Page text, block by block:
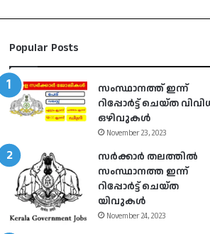
Popular Posts
സംസ്ഥാനത്ത് ഇന്ന്
റിപ്പോർട്ട് ചെയ്ത
ഒഴിവുകൾ
November 23, 2023
സർക്കാർ തലത്തിൽ
സംസ്ഥാനത്ത ഇന്ന്
റിപ്പോർട്ട് ചെയ്ത
യിവുകൾ
November 24, 2023